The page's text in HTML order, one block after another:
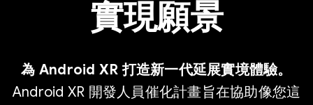
實現願景
為 Android XR 打造新一代延展實境體驗。
Android XR 開發人員催化計畫旨在協助像您這